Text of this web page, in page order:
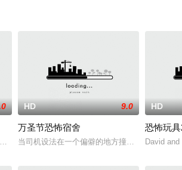
似乎就有一个小丑（Tim Curry 饰）存在，但他
密斯,马蒂娜·古斯曼
HD 9.0
万圣节恐怖宿舍
当司机设法在一个偏僻的地方撞上汽车时，四
HD
恐怖玩
David and